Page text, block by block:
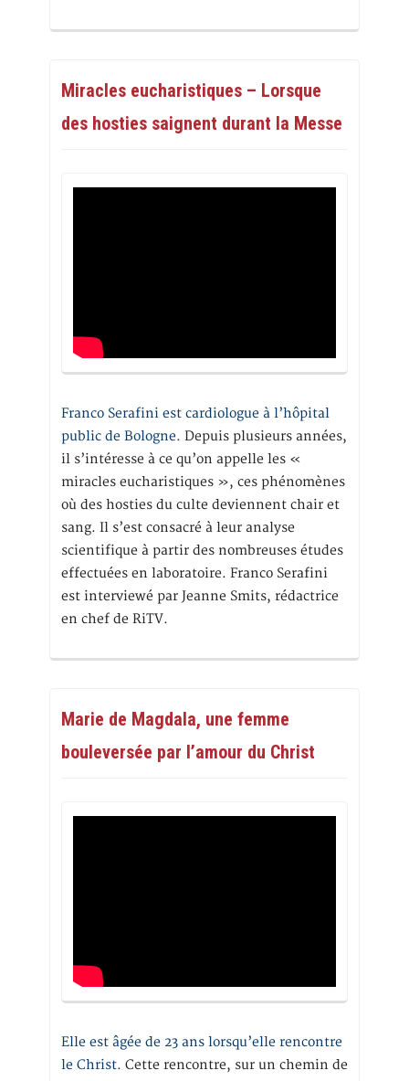
Miracles eucharistiques – Lorsque
des hosties saignent durant la Messe
Franco Serafini est cardiologue à l’hôpital
public de Bologne. Depuis plusieurs années,
il s’intéresse à ce qu’on appelle les «
miracles eucharistiques », ces phénomènes
où des hosties du culte deviennent chair et
sang. Il s’est consacré à leur analyse
scientifique à partir des nombreuses études
effectuées en laboratoire. Franco Serafini
est interviewé par Jeanne Smits, rédactrice
en chef de RiTV.
Marie de Magdala, une femme
bouleversée par l’amour du Christ
Elle est âgée de 23 ans lorsqu’elle rencontre
le Christ. Cette rencontre, sur un chemin de